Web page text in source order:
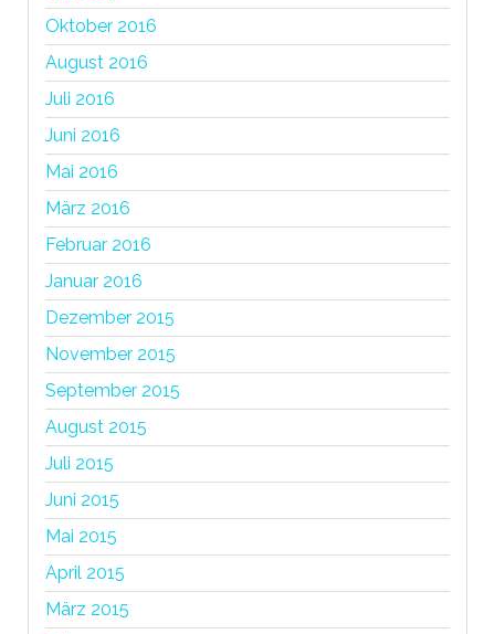
Oktober 2016
August 2016
Juli 2016
Juni 2016
Mai 2016
März 2016
Februar 2016
Januar 2016
Dezember 2015
November 2015
September 2015
August 2015
Juli 2015
Juni 2015
Mai 2015
April 2015
März 2015